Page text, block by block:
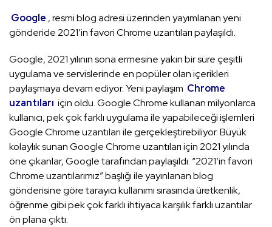
Google , resmi blog adresi üzerinden yayımlanan yeni
gönderide 2021’in favori Chrome uzantıları paylaşıldı.
Google, 2021 yılının sona ermesine yakın bir süre çeşitli
uygulama ve servislerinde en popüler olan içerikleri
paylaşmaya devam ediyor. Yeni paylaşım Chrome
uzantıları için oldu. Google Chrome kullanan milyonlarca
kullanıcı, pek çok farklı uygulama ile yapabileceği işlemleri
Google Chrome uzantıları ile gerçekleştirebiliyor. Büyük
kolaylık sunan Google Chrome uzantıları için 2021 yılında
öne çıkanlar, Google tarafından paylaşıldı. “2021’in favori
Chrome uzantılarımız” başlığı ile yayınlanan blog
gönderisine göre tarayıcı kullanımı sırasında üretkenlik,
öğrenme gibi pek çok farklı ihtiyaca karşılık farklı uzantılar
ön plana çıktı.